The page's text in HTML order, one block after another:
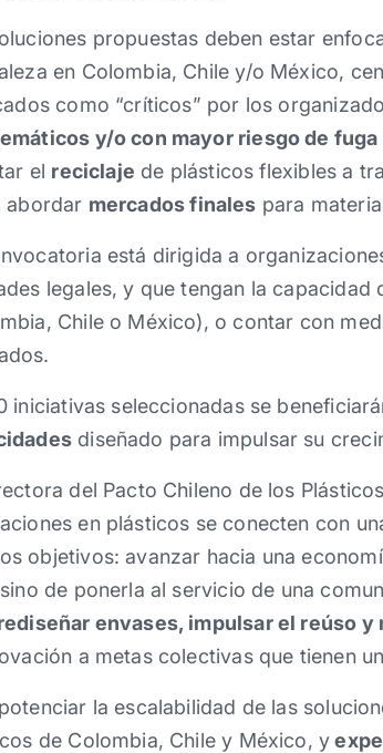
propuestas deben estar
en Colombia, Chile y/o México,
como “críticos” por los
y/o con mayor riesgo de fuga
el reciclaje de plásticos flexibles a
abordar mercados finales para
está dirigida a
legales, y que tengan la
Chile o México), o contar con
iniciativas seleccionadas se
diseñado para impulsar su
del Pacto Chileno de los
en plásticos se conecten con
objetivos: avanzar hacia una
de ponerla al servicio de una
envases, impulsar el reúso y
a metas colectivas que tienen
la escalabilidad de las
de Colombia, Chile y México, y